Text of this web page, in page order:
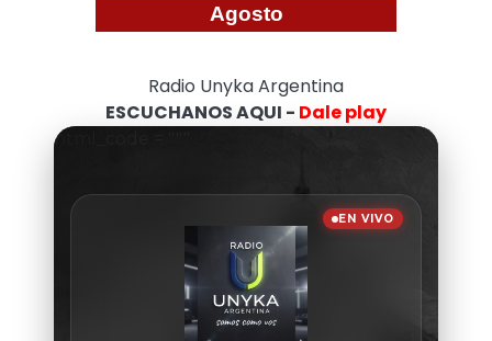
Agosto
Radio Unyka Argentina
ESCUCHANOS AQUI - Dale play